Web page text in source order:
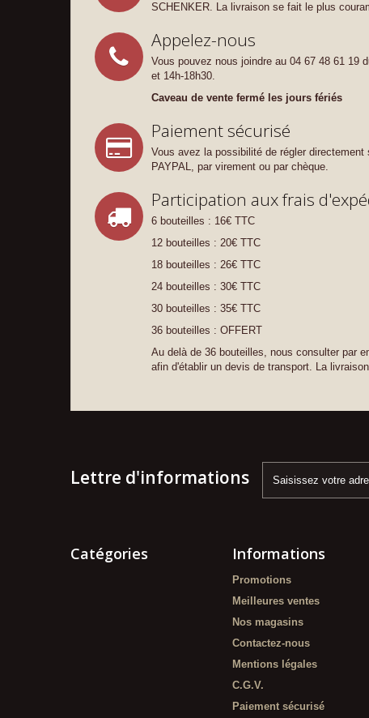
SCHENKER. La livraison se fait le plus
Appelez-nous
Vous pouvez nous joindre au 04 67 48 61 19
et 14h-18h30.
Caveau de vente fermé les jours fériés
Paiement sécurisé
Vous avez la possibilité de régler directement
PAYPAL, par virement ou par chèque.
Participation aux frais
6 bouteilles : 16€ TTC
12 bouteilles : 20€ TTC
18 bouteilles : 26€ TTC
24 bouteilles : 30€ TTC
30 bouteilles : 35€ TTC
36 bouteilles : OFFERT
Au delà de 36 bouteilles, nous consulter par
afin d'établir un devis de transport. La
Lettre d'informations
Catégories Informations
Promotions
Meilleures ventes
Nos magasins
Contactez-nous
Mentions légales
C.G.V.
Paiement sécurisé